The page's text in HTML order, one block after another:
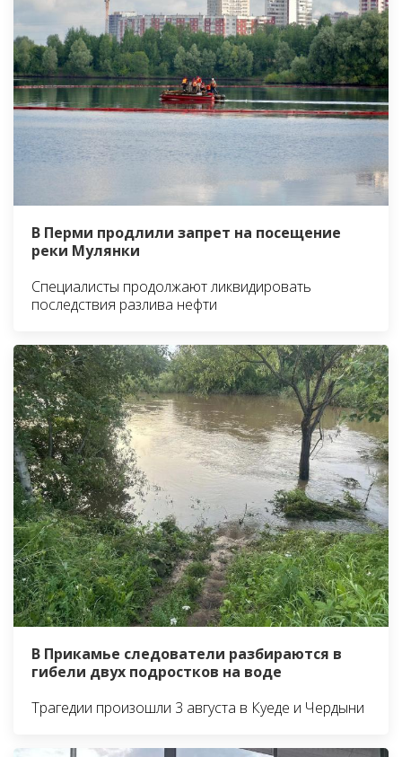
В Перми продлили запрет на посещение
реки Мулянки
Специалисты продолжают ликвидировать
последствия разлива нефти
В Прикамье следователи разбираются в
гибели двух подростков на воде
Трагедии произошли 3 августа в Куеде и Чердыни